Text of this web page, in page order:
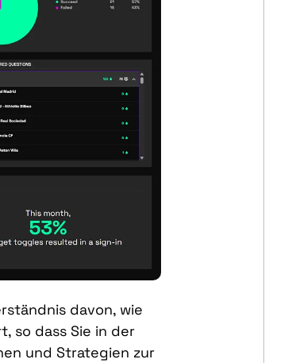
davon, wie
so dass Sie in der
und Strategien zur